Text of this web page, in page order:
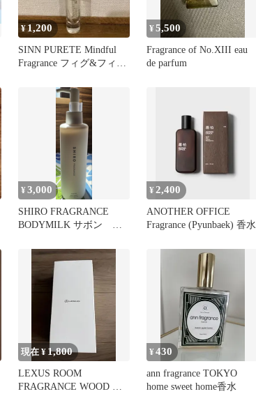
¥1,200
SINN PURETE Mindful
Fragrance フィグ&フィグ
¥5,500
Fragrance of No.XIII eau
de parfum
¥3,000
SHIRO FRAGRANCE
BODYMILK サボン ボ
¥2,400
ANOTHER OFFICE
Fragrance (Pyunbaek) 香水
現在 ¥ 1,800
LEXUS ROOM
FRAGRANCE WOOD ル
¥430
ann fragrance TOKYO
home sweet home香水